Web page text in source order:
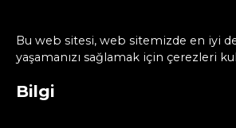
Bu web sitesi, web sitemizde en iyi
yaşamanızı sağlamak için çerezleri
Bilgi